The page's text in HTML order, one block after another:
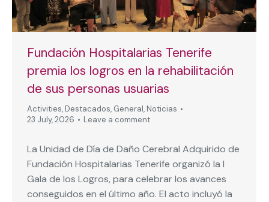
Fundación Hospitalarias Tenerife
premia los logros en la rehabilitación
de sus personas usuarias
Activities, Destacados, General, Noticias
23 July, 2026
Leave a comment
La Unidad de Día de Daño Cerebral Adquirido de
Fundación Hospitalarias Tenerife organizó la I
Gala de los Logros, para celebrar los avances
conseguidos en el último año. El acto incluyó la